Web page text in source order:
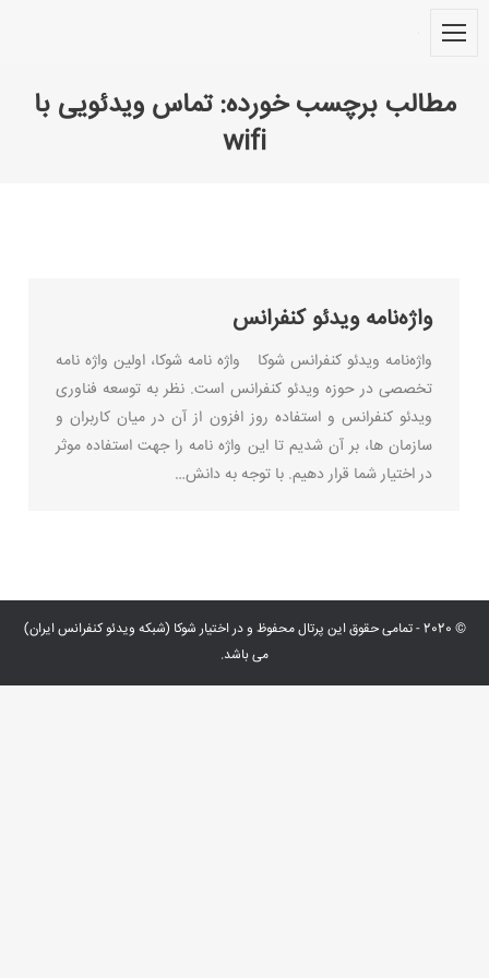
مطالب برچسب خورده:تماس ویدئویی با
wifi
واژه‌نامه ویدئو کنفرانس
واژه‌نامه ویدئو کنفرانس شوکا واژه نامه شوکا، اولین واژه نامه
تخصصی در حوزه ویدئو کنفرانس است. نظر به توسعه فناوری
ویدئو کنفرانس و استفاده روز افزون از آن در میان کاربران و
سازمان ها، بر آن شدیم تا این واژه نامه را جهت استفاده موثر
در اختیار شما قرار دهیم. با توجه به دانش…
© 2020 - تمامی حقوق این پرتال محفوظ و در اختیار شوکا (شبکه ویدئو کنفرانس ایران)
می باشد.